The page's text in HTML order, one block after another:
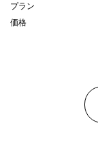
プラン
価格